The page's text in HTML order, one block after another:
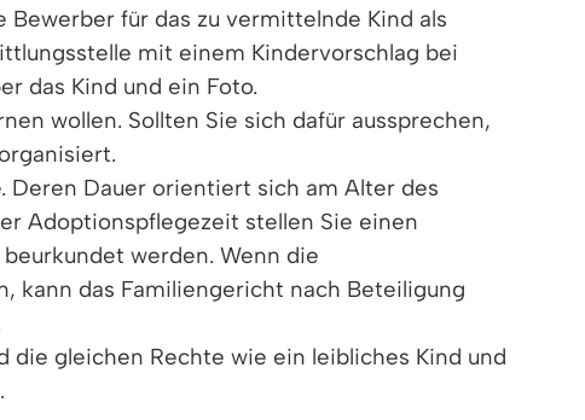
für das zu vermittelnde Kind als
mit einem Kindervorschlag bei
das Kind und ein Foto.
wollen. Sollten Sie sich dafür aussprechen,
Deren Dauer orientiert sich am Alter des
Adoptionspflegezeit stellen Sie einen
werden. Wenn die
kann das Familiengericht nach Beteiligung
gleichen Rechte wie ein leibliches Kind und